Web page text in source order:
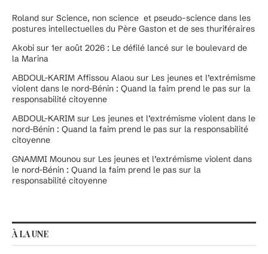
Roland sur Science, non science et pseudo-science dans les
postures intellectuelles du Père Gaston et de ses thuriféraires
Akobi sur 1er août 2026 : Le défilé lancé sur le boulevard de
la Marina
ABDOUL-KARIM Affissou Alaou sur Les jeunes et l’extrémisme
violent dans le nord-Bénin : Quand la faim prend le pas sur la
responsabilité citoyenne
ABDOUL-KARIM sur Les jeunes et l’extrémisme violent dans le
nord-Bénin : Quand la faim prend le pas sur la responsabilité
citoyenne
GNAMMI Mounou sur Les jeunes et l’extrémisme violent dans
le nord-Bénin : Quand la faim prend le pas sur la
responsabilité citoyenne
À LA UNE